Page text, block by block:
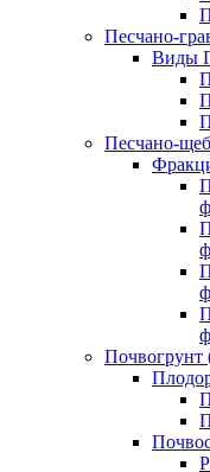
Песчано-
Виды
Песчано-
Почвогрунт